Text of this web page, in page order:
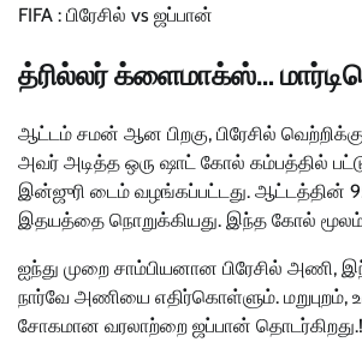
FIFA : பிரேசில் vs ஜப்பான்
த்ரில்லர் க்ளைமாக்ஸ்…
ஆட்டம் சமன் ஆன பிறகு, பிரேசில்
அவர் அடித்த ஒரு ஷாட் கோல் கம்பத்தில்
இன்ஜுரி டைம் வழங்கப்பட்டது. ஆட்டத்தின்
இதயத்தை நொறுக்கியது. இந்த கோல் மூலம்
ஐந்து முறை சாம்பியனான பிரேசில் அணி,
நார்வே அணியை எதிர்கொள்ளும். மறுபுறம்,
சோகமான வரலாற்றை ஜப்பான் தொடர்கிறது.!